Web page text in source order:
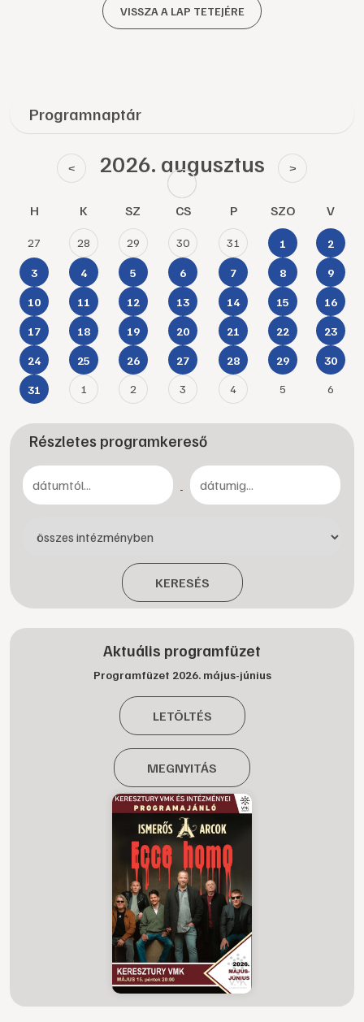
VISSZA A LAP TETEJÉRE
Programnaptár
< 2026. augusztus >
H K SZ CS P SZO V
27 28 29 30 31 1 2
3 4 5 6 7 8 9
10 11 12 13 14 15 16
17 18 19 20 21 22 23
24 25 26 27 28 29 30
31 1 2 3 4 5 6
Részletes programkereső
-
KERESÉS
Aktuális programfüzet
Programfüzet 2026. május-június
LETÖLTÉS
MEGNYITÁS